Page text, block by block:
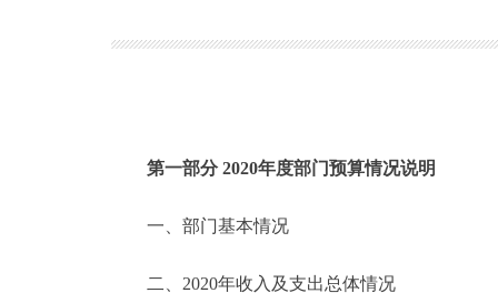
第一部分 2020年度部门预算情况说明
一、部门基本情况
二、2020年收入及支出总体情况